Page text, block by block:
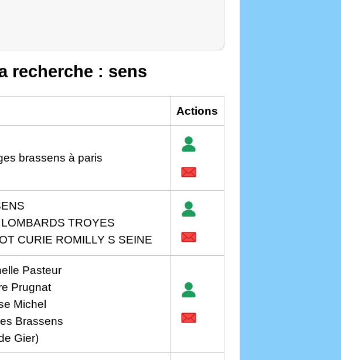
recherche : sens
Actions
brassens à paris
TROYES
CURIE ROMILLY S SEINE
Pasteur
Prugnat
Michel
Brassens
Gier)